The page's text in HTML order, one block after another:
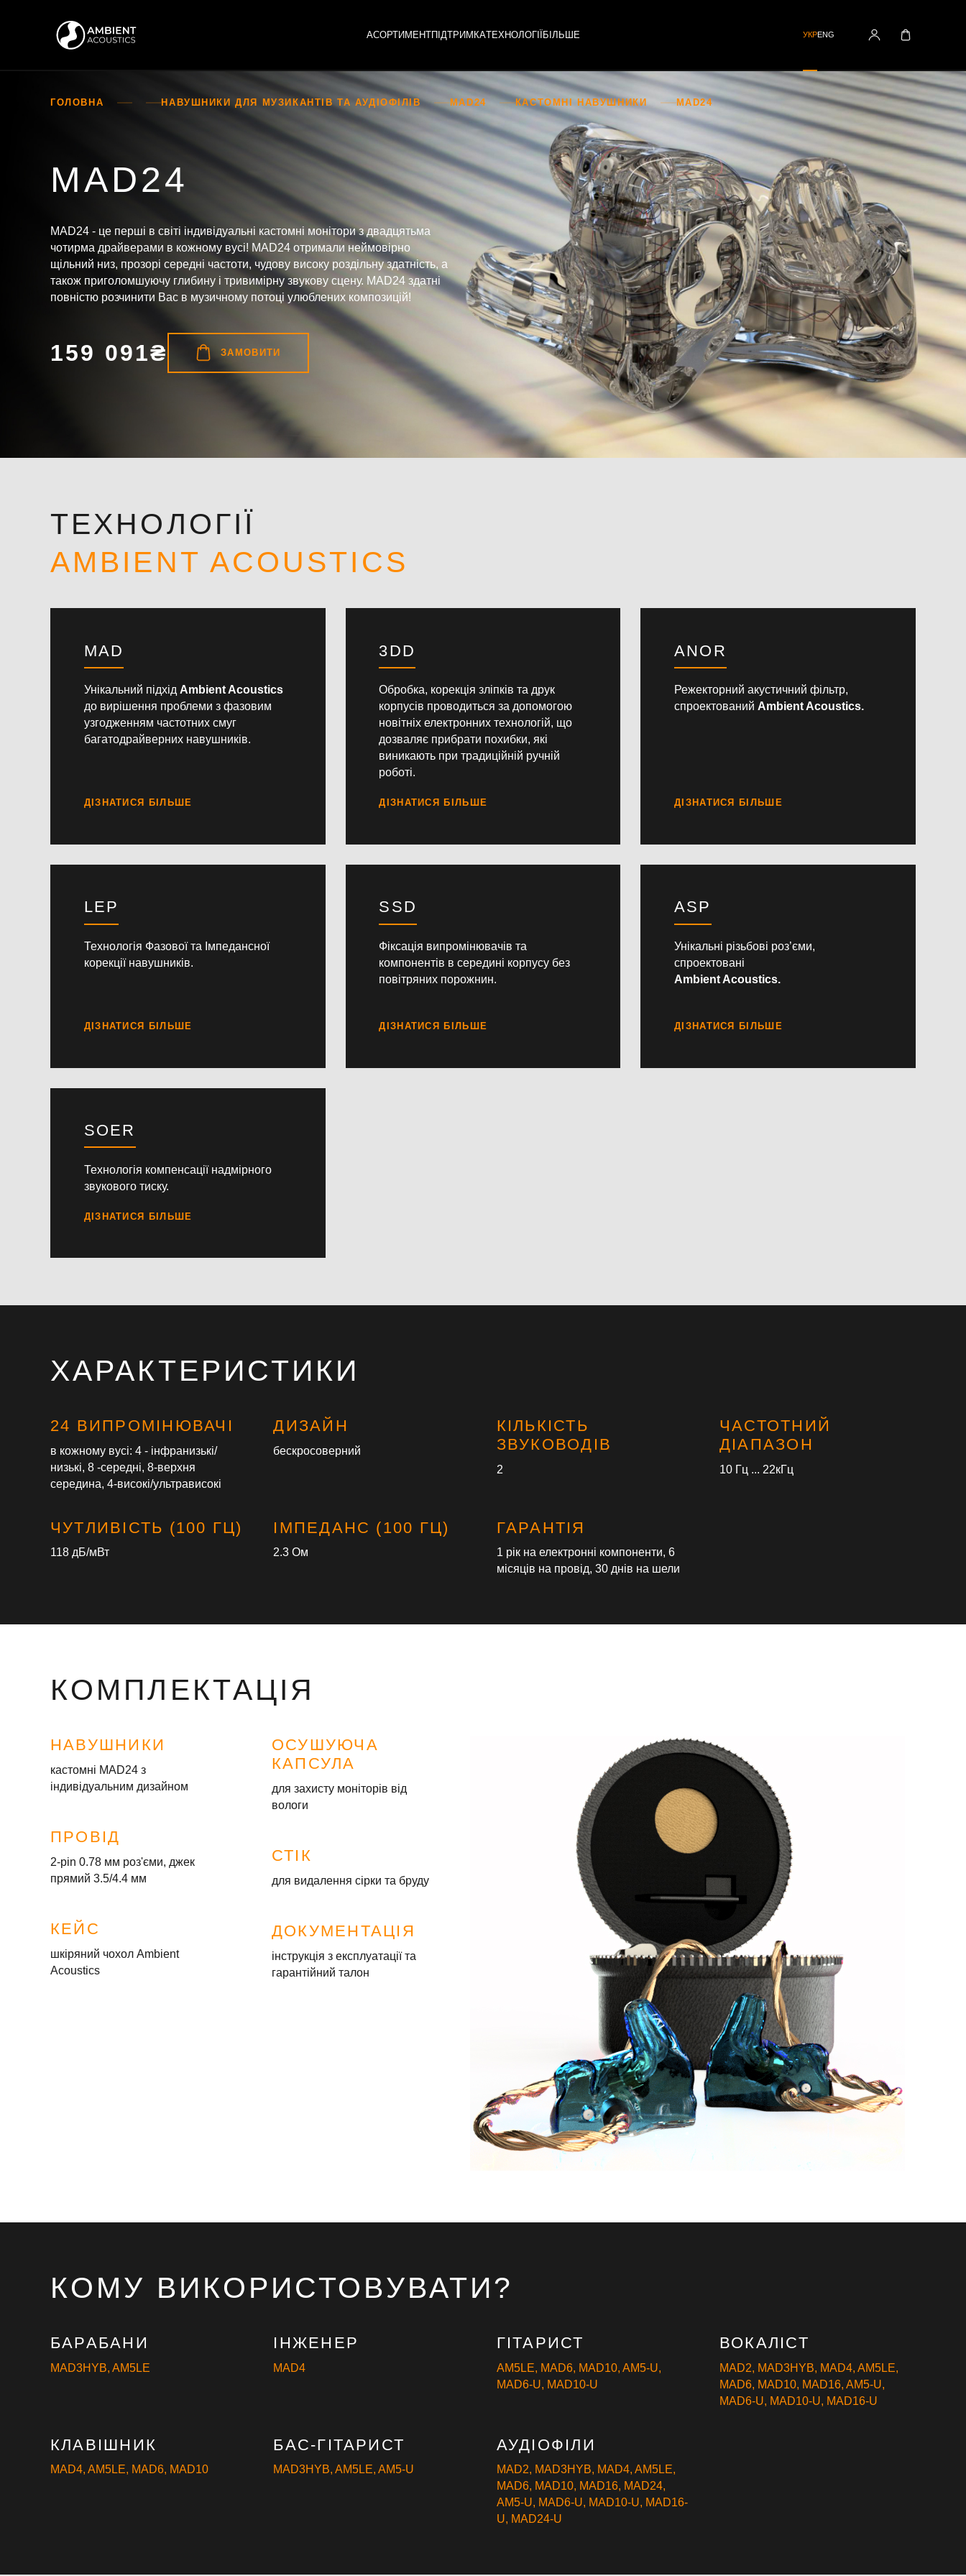
АСОРТИМЕНТПІДТРИМКАТЕХНОЛОГІЇ БІЛЬШЕ УКРENG
ГОЛОВНА НАВУШНИКИ ДЛЯ МУЗИКАНТІВ ТА АУДІОФІЛІВ MAD24 КАСТОМНІ НАВУШНИКИ MAD24
MAD24
MAD24 - це перші в світі індивідуальні кастомні монітори з двадцятьма
чотирма драйверами в кожному вусі! MAD24 отримали неймовірно
щільний низ, прозорі середні частоти, чудову високу роздільну здатність, а
також приголомшуючу глибину і тривимірну звукову сцену. MAD24 здатні
повністю розчинити Вас в музичному потоці улюблених композицій!
159 091₴ ЗАМОВИТИ
ТЕХНОЛОГІЇ
AMBIENT ACOUSTICS
MAD
Унікальний підхід AmbientAcoustics
до вирішення проблеми з фазовим
узгодженням частотних смуг
багатодрайверних навушників.
3DD
Обробка, корекція зліпків та друк
корпусів проводиться за допомогою
новітніх електронних технологій, що
дозваляє прибрати похибки, які
виникають при традиційній ручній
роботі.
ANOR
Режекторний акустичний фільтр,
спроектований Ambient Acoustics.
LEP
Технологія Фазової та Імпедансної
корекції навушників.
SSD
Фіксація випромінювачів та
компонентів в середині корпусу без
повітряних порожнин.
ASP
Унікальні різьбові роз’єми,
спроектовані
Ambient Acoustics.
SOER
Технологія компенсації надмірного
звукового тиску.
ХАРАКТЕРИСТИКИ
24 ВИПРОМІНЮВАЧІ
в кожному вусі: 4 - інфранизькі/
низькі, 8 -середні, 8-верхня
середина, 4-високі/ультрависокі
ДИЗАЙН
бескросоверний
КІЛЬКІСТЬ
ЗВУКОВОДІВ
2
ЧАСТОТНИЙ
ДІАПАЗОН
10 Гц ... 22кГц
ЧУТЛИВІСТЬ (100 ГЦ)
118 дБ/мВт
ІМПЕДАНС (100 ГЦ)
2.3 Ом
ГАРАНТІЯ
1 рік на електронні компоненти, 6
місяців на провід, 30 днів на шели
КОМПЛЕКТАЦІЯ
НАВУШНИКИ
кастомні MAD24 з
індивідуальним дизайном
ПРОВІД
2-pin 0.78 мм роз'єми, джек
прямий 3.5/4.4 мм
КЕЙС
шкіряний чохол Ambient
Acoustics
ОСУШУЮЧА
КАПСУЛА
для захисту моніторів від
вологи
СТІК
для видалення сірки та бруду
ДОКУМЕНТАЦІЯ
інструкція з експлуатації та
гарантійний талон
КОМУ ВИКОРИСТОВУВАТИ?
БАРАБАНИ
MAD3HYB, AM5LE
ІНЖЕНЕР
MAD4
ГІТАРИСТ
AM5LE, MAD6, MAD10, AM5-U,
MAD6-U, MAD10-U
ВОКАЛІСТ
MAD2, MAD3HYB, MAD4, AM5LE,
MAD6, MAD10, MAD16, AM5-U,
MAD6-U, MAD10-U, MAD16-U
КЛАВІШНИК
MAD4, AM5LE, MAD6, MAD10
БАС-ГІТАРИСТ
MAD3HYB,AM5LE,AM5-U
АУДІОФІЛИ
MAD2, MAD3HYB, MAD4, AM5LE,
MAD6, MAD10, MAD16, MAD24,
AM5-U, MAD6-U, MAD10-U, MAD16-
U, MAD24-U